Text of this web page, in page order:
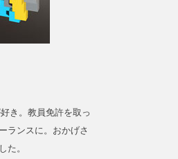
き。教員免許を取っ
ランスに。おかげさ
た。